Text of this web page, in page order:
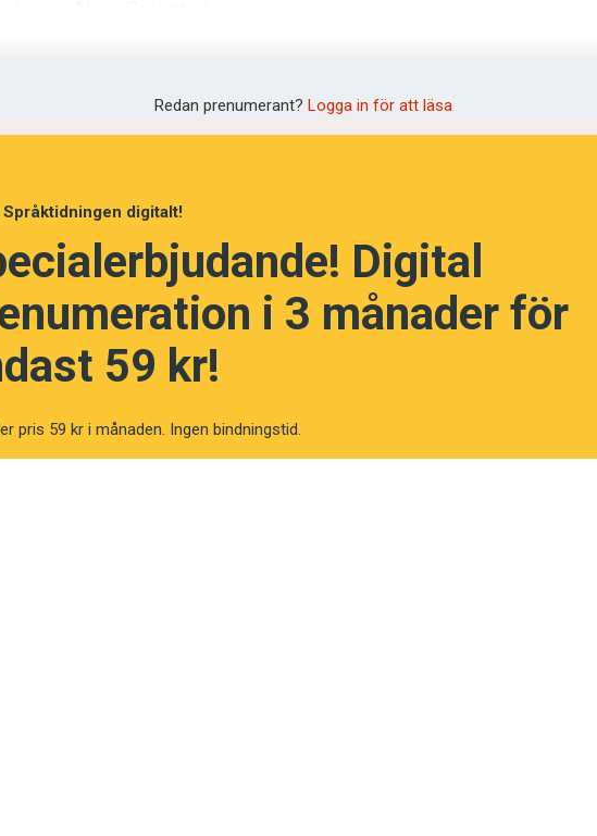
fram under flera tusen år.
Redan prenumerant? Logga in för att läsa
Språktidningen digitalt!
Digital
i 3 månader för
59 kr!
pris 59 kr i månaden. Ingen bindningstid.